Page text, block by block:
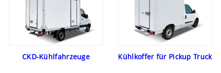
CKD-Kühlfahrzeuge Kühlkoffer für Pickup Truck